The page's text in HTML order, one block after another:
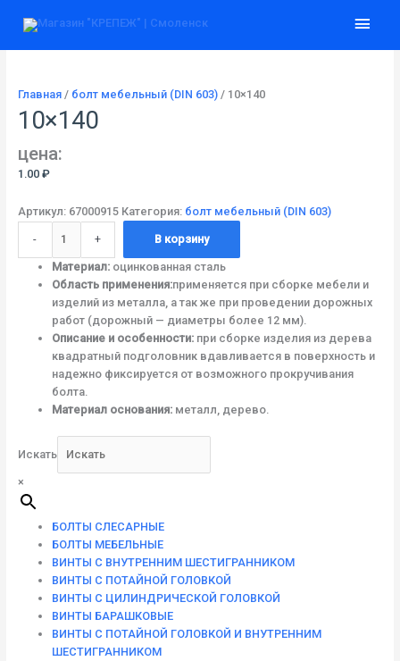
Главная/ болт мебельный (DIN 603)/ 10×140
10×140
цена:
1.00 ₽
Артикул: 67000915 Категория: болт мебельный (DIN 603)
-
товара
+ В корзину
Материал:оцинкованная сталь
Область применения:применяется при сборке мебели и
изделий из металла, а так же при проведении дорожных
работ (дорожный — диаметры более 12 мм).
Описание и особенности:при сборке изделия из дерева
квадратный подголовник вдавливается в поверхность и
надежно фиксируется от возможного прокручивания
болта.
Материал основания:металл, дерево.
Искать
×
БОЛТЫ СЛЕСАРНЫЕ
БОЛТЫ МЕБЕЛЬНЫЕ
ВИНТЫ С ВНУТРЕННИМ ШЕСТИГРАННИКОМ
ВИНТЫ С ПОТАЙНОЙ ГОЛОВКОЙ
ВИНТЫ С ЦИЛИНДРИЧЕСКОЙ ГОЛОВКОЙ
ВИНТЫ БАРАШКОВЫЕ
ВИНТЫ С ПОТАЙНОЙ ГОЛОВКОЙ И ВНУТРЕННИМ
ШЕСТИГРАННИКОМ